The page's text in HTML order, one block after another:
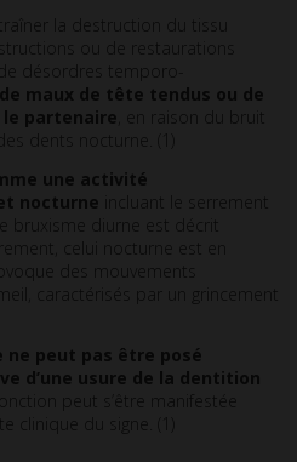
la destruction du tissu
ou de restaurations
désordres temporo-
maux de tête tendus ou de
partenaire , en raison du bruit
dents nocturne. (1)
une activité
nocturne incluant le serrement
bruxisme diurne est décrit
celui nocturne est en
des mouvements
caractérisés par un grincement
ne peut pas être posé
d’une usure de la dentition
peut s’être manifestée
clinique du signe. (1)